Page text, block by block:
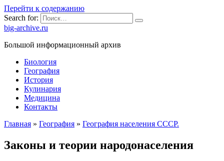
Перейти к содержанию
Search for:
big-archive.ru
Большой информационный архив
Биология
География
История
Кулинария
Медицина
Контакты
Главная » География » География населения СССР.
Законы и теории народонаселения